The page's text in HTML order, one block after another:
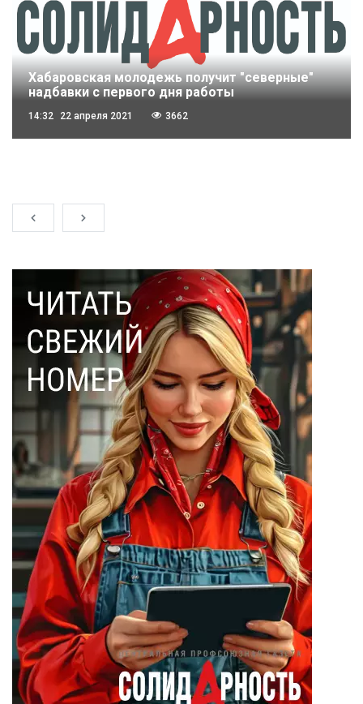
Хабаровская молодежь получит "северные"
надбавки с первого дня работы
14:32 22 апреля 2021 3662